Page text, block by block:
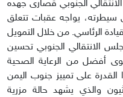
الجنوبي قصارى جهده
يواجه عقبات تتعلق
الرئاسي. من خلال التمويل
الانتقالي الجنوبي تحسين
أفضل من الرعاية الصحية
القدرة على تمييز جنوب اليمن
والذي يشهد حالة مزرية